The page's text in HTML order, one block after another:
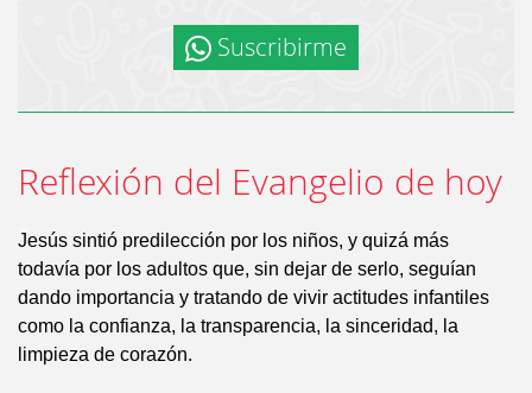
Suscribirme
Reflexión del Evangelio de hoy
Jesús sintió predilección por los niños, y quizá más
todavía por los adultos que, sin dejar de serlo, seguían
dando importancia y tratando de vivir actitudes infantiles
como la confianza, la transparencia, la sinceridad, la
limpieza de corazón.